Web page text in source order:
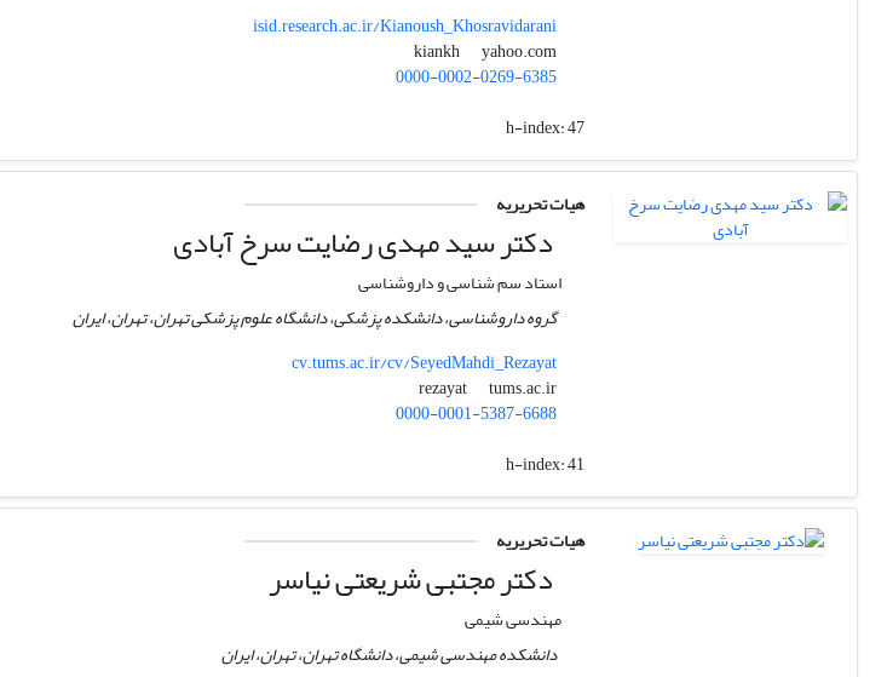
isid.research.ac.ir/Kianoush_Khosravidarani
kiankh
yahoo.com
0000-0002-0269-6385
h-index:47
هیات تحریریه
دکتر سید مهدی رضایت سرخ آبادی
استاد سم شناسی و داروشناسی
گروه داروشناسی، دانشکده پزشکی، دانشگاه علوم پزشکی تهران، تهران، ایران
cv.tums.ac.ir/cv/SeyedMahdi_Rezayat
rezayat
tums.ac.ir
0000-0001-5387-6688
h-index:41
هیات تحریریه
دکتر مجتبی شریعتی نیاسر
مهندسی شیمی
دانشکده مهندسی شیمی، دانشگاه تهران، تهران، ایران